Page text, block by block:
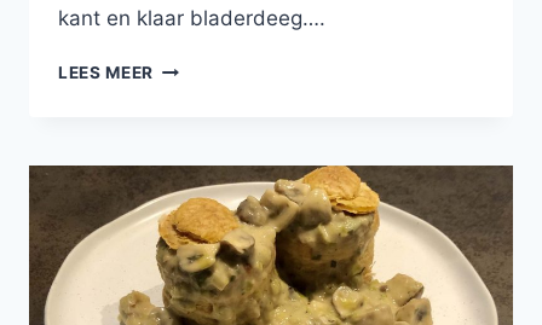
kant en klaar bladerdeeg….
LEES MEER PLAATTAART
GROENE
ASPERGES
EN
BRIE